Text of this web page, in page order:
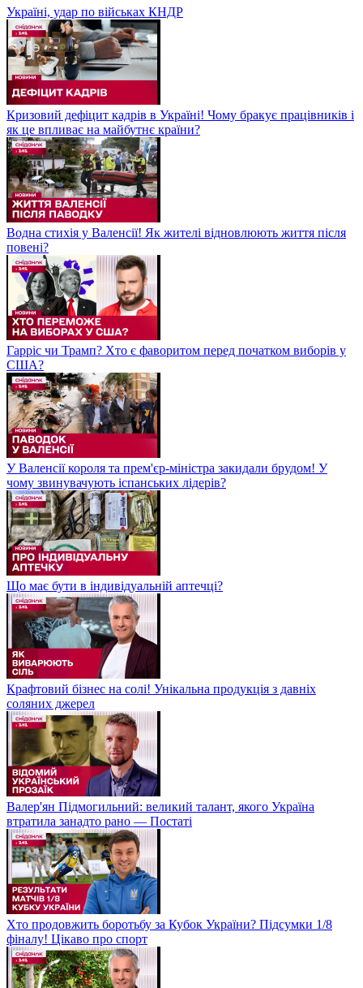
Україні, удар по військах КНДР
Кризовий дефіцит кадрів в Україні! Чому бракує працівників і
як це впливає на майбутнє країни?
Водна стихія у Валенсії! Як жителі відновлюють життя після
повені?
Гарріс чи Трамп? Хто є фаворитом перед початком виборів у
США?
У Валенсії короля та прем'єр-міністра закидали брудом! У
чому звинувачують іспанських лідерів?
Що має бути в індивідуальній аптечці?
Крафтовий бізнес на солі! Унікальна продукція з давніх
соляних джерел
Валер'ян Підмогильний: великий талант, якого Україна
втратила занадто рано — Постаті
Хто продовжить боротьбу за Кубок України? Підсумки 1/8
фіналу! Цікаво про спорт